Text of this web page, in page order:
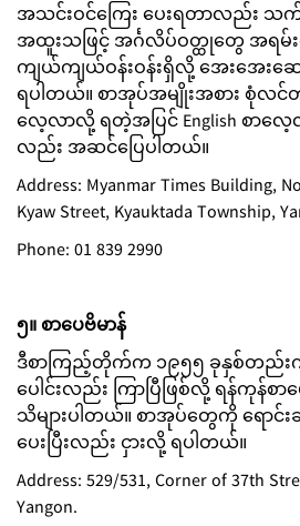
အသင်းဝင်ကြေး ပေးရတာလည်း သ
အထူးသဖြင့် အင်္ဂလိပ်ဝတ္ထုတွေ အရမ်
ကျယ်ကျယ်ဝန်းဝန်းရှိလို့ အေးအေး
ရပါတယ်။ စာအုပ်အမျိုးအစား စုံလင်တ
လေ့လာလို့ ရတဲ့အပြင် English စာ
လည်း အဆင်ပြေပါတယ်။
Address: Myanmar Times Building,
Kyaw Street, Kyauktada Township,
Phone: 01 839 2990
၅။ စာပေဗိမာန်
ဒီစာကြည့်တိုက်က ၁၉၅၅ ခုနှစ်တည်း
ပေါင်းလည်း ကြာပြီဖြစ်လို့ ရန်ကုန်စ
သိများပါတယ်။ စာအုပ်တွေကို ရောင်
ပေးပြီးလည်း ငှားလို့ ရပါတယ်။
Address: 529/531, Corner of 37th
Yangon.